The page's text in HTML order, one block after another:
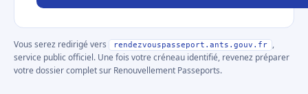
Vous serez redirigé vers rendezvouspasseport.ants.gouv.fr
,
service public officiel. Une fois votre créneau identifié, revenez préparer
votre dossier complet sur Renouvellement Passeports.